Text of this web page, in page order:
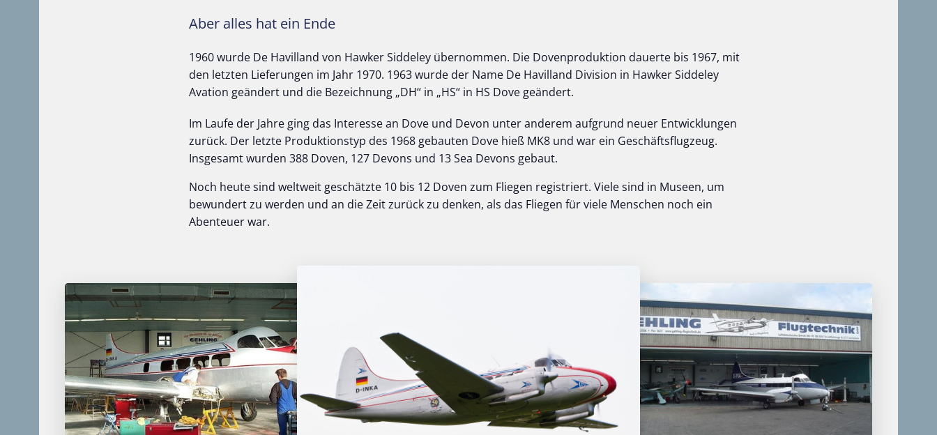
Aber alles hat ein Ende
1960 wurde De Havilland von Hawker Siddeley übernommen. Die Dovenproduktion dauerte bis 1967, mit
den letzten Lieferungen im Jahr 1970. 1963 wurde der Name De Havilland Division in Hawker Siddeley
Avation geändert und die Bezeichnung „DH“ in „HS“ in HS Dove geändert.
Im Laufe der Jahre ging das Interesse an Dove und Devon unter anderem aufgrund neuer Entwicklungen
zurück. Der letzte Produktionstyp des 1968 gebauten Dove hieß MK8 und war ein Geschäftsflugzeug.
Insgesamt wurden 388 Doven, 127 Devons und 13 Sea Devons gebaut.
Noch heute sind weltweit geschätzte 10 bis 12 Doven zum Fliegen registriert. Viele sind in Museen, um
bewundert zu werden und an die Zeit zurück zu denken, als das Fliegen für viele Menschen noch ein
Abenteuer war.